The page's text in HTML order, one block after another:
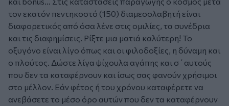
τον εκατόν πεντηκοστό (150) διαμεσολαβητή είναι
διαφορετικός από όσα λένε στις ομιλίες, τα συνέδρια
και τις διαφημίσεις. Ρίξτε μια ματιά καλύτερη! Το
οξυγόνο είναι λίγο όπως και οι φιλοδοξίες, η δύναμη και
ο πλούτος. Δώστε λίγα ψίχουλα αγάπης και σ΄αυτούς
που δεν τα καταφέρνουν και ίσως σας φανούν χρήσιμοι
στο μέλλον. Εάν φέτος ή του χρόνου καταφέρετε να
ανεβάσετε το μέσο όρο αυτών που δεν τα καταφέρνουν